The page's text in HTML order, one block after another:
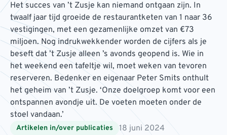
Het succes van ’t Zusje kan niemand ontgaan zijn. In
twaalf jaar tijd groeide de restaurantketen van 1 naar 36
vestigingen, met een gezamenlijke omzet van €73
miljoen. Nog indrukwekkender worden de cijfers als je
beseft dat ’t Zusje alleen ’s avonds geopend is. Wie in
het weekend een tafeltje wil, moet weken van tevoren
reserveren. Bedenker en eigenaar Peter Smits onthult
het geheim van ’t Zusje. ‘Onze doelgroep komt voor een
ontspannen avondje uit. De voeten moeten onder de
stoel vandaan.’
Artikelen in/over publicaties 18 juni 2024